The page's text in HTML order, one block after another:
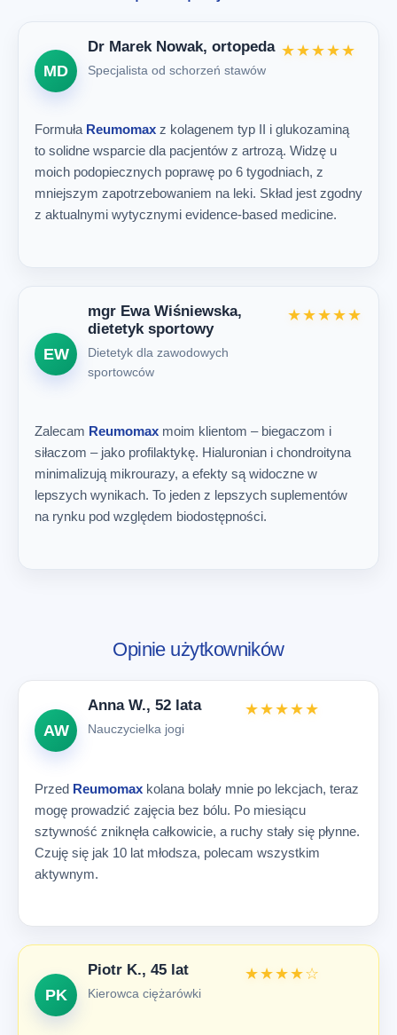
MD
Dr Marek Nowak, ortopeda
Specjalista od schorzeń stawów
★★★★★
Formuła Reumomax z kolagenem typ II i glukozaminą
to solidne wsparcie dla pacjentów z artrozą. Widzę u
moich podopiecznych poprawę po 6 tygodniach, z
mniejszym zapotrzebowaniem na leki. Skład jest zgodny
z aktualnymi wytycznymi evidence-based medicine.
EW
mgr Ewa Wiśniewska,
dietetyk sportowy
Dietetyk dla zawodowych
sportowców
★★★★★
Zalecam Reumomax moim klientom – biegaczom i
siłaczom – jako profilaktykę. Hialuronian i chondroityna
minimalizują mikrourazy, a efekty są widoczne w
lepszych wynikach. To jeden z lepszych suplementów
na rynku pod względem biodostępności.
Opinie użytkowników
AW
Anna W., 52 lata
Nauczycielka jogi
★★★★★
Przed Reumomax kolana bolały mnie po lekcjach, teraz
mogę prowadzić zajęcia bez bólu. Po miesiącu
sztywność zniknęła całkowicie, a ruchy stały się płynne.
Czuję się jak 10 lat młodsza, polecam wszystkim
aktywnym.
PK
Piotr K., 45 lat
Kierowca ciężarówki
★★★★☆